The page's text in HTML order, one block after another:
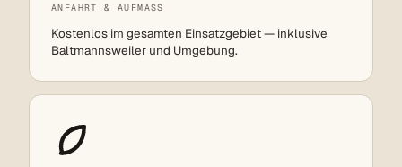
ANFAHRT & AUFMASS
Kostenlos im gesamten Einsatzgebiet — inklusive
Baltmannsweiler und Umgebung.